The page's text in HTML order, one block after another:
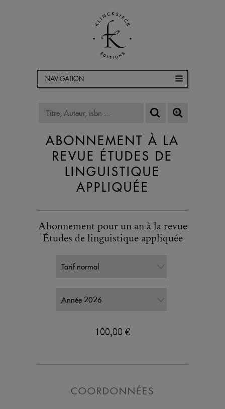
NAVIGATION
ABONNEMENT À LA
REVUE ÉTUDES DE
LINGUISTIQUE
APPLIQUÉE
Abonnement pour un an à la revue
Études de linguistique appliquée
100,00 €
COORDONNÉES